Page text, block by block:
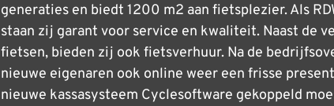
generaties en biedt 1200 m2 aan fietsplezier. Als
staan zij garant voor service en kwaliteit. Naast de
fietsen, bieden zij ook fietsverhuur. Na de
nieuwe eigenaren ook online weer een frisse
nieuwe kassasysteem Cyclesoftware gekoppeld